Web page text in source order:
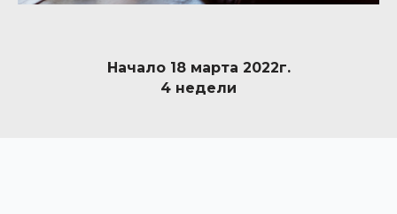
Начало 18 марта 2022г.
4 недели